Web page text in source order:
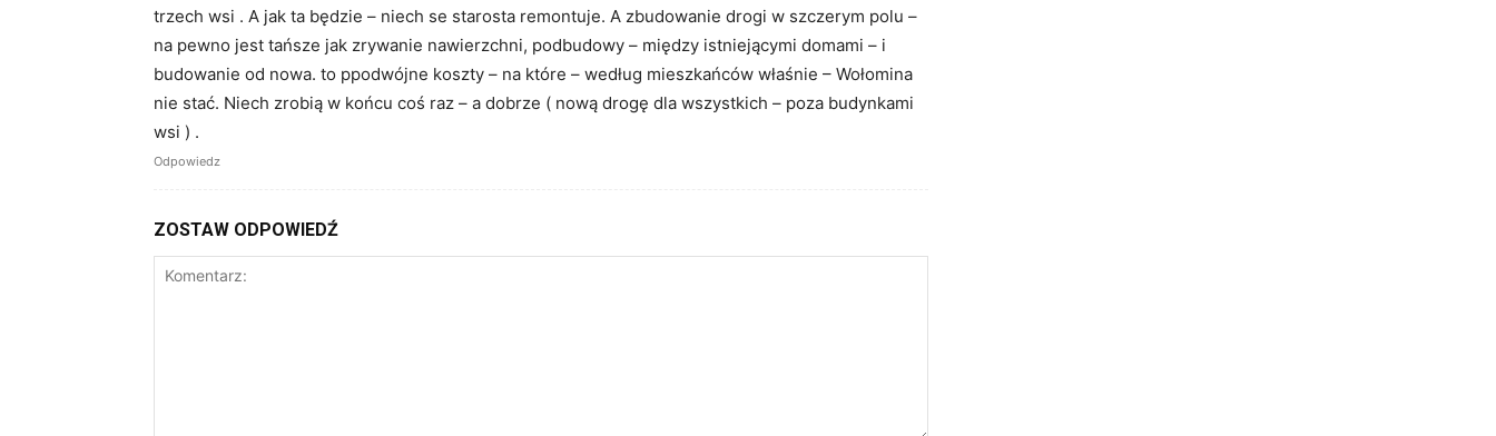
trzech wsi . A jak ta będzie – niech se starosta remontuje. A zbudowanie drogi w szczerym polu –
na pewno jest tańsze jak zrywanie nawierzchni, podbudowy – między istniejącymi domami – i
budowanie od nowa. to ppodwójne koszty – na które – według mieszkańców właśnie – Wołomina
nie stać. Niech zrobią w końcu coś raz – a dobrze ( nową drogę dla wszystkich – poza budynkami
wsi ) .
Odpowiedz
ZOSTAW ODPOWIEDŹ